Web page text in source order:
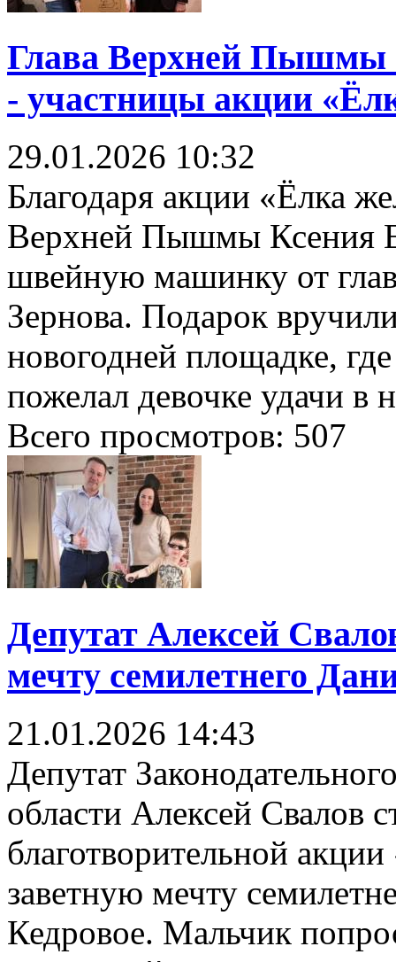
Глава Верхней Пышмы
- участницы акции
29.01.2026 10:32
Благодаря акции «Ёлка
Верхней Пышмы Ксения
швейную машинку от
Зернова. Подарок
новогодней площадке,
пожелал девочке удачи в
Всего просмотров: 507
Депутат Алексей
мечту семилетнего
21.01.2026 14:43
Депутат
области Алексей Свалов
благотворительной
заветную мечту
Кедровое. Мальчик